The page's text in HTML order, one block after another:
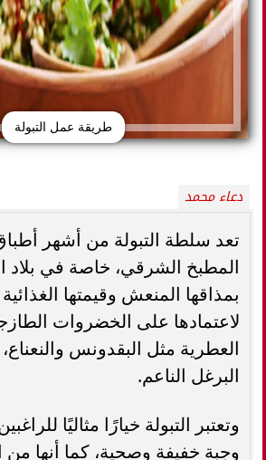
طريقة عمل التبولة
دعاء محمد
تعد سلطة التبولة من أشهر
المطبخ الشرقي، خاصة في بلاد
بمذاقها المنعش وقيمتها الغذائية
لاعتمادها على الخضروات
العطرية مثل البقدونس
البرغل الناعم.
وتعتبر التبولة خيارًا مثاليًا
وجبة خفيفة وصحية، كما أنها من